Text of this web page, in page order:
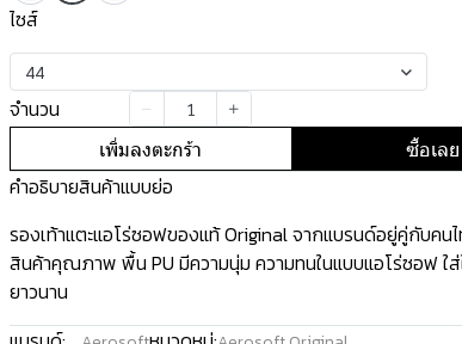
ไซส์
44
จำนวน
เพิ่มลงตะกร้า ซื้อเลย
คำอธิบายสินค้าแบบย่อ
รองเท้าแตะแอโร่ซอฟของแท้ Original จากแบรนด์อยู่คู่กับคน
สินค้าคุณภาพ พื้น PU มีความนุ่ม ความทนในแบบแอโร่ซอฟ ใส่
ยาวนาน